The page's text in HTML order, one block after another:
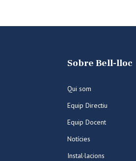
Sobre Bell-lloc
Qui som
Equip Directiu
Equip Docent
Notícies
Instal·lacions